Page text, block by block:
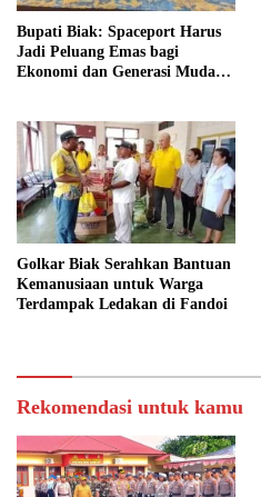
Bupati Biak: Spaceport Harus
Jadi Peluang Emas bagi
Ekonomi dan Generasi Muda
Golkar Biak Serahkan Bantuan
Kemanusiaan untuk Warga
Terdampak Ledakan di Fandoi
Rekomendasi untuk kamu